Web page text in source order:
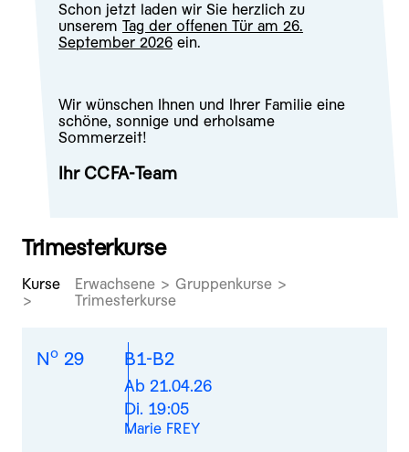
Schon jetzt laden wir Sie herzlich zu
unserem Tag der offenen Tür am 26.
September 2026ein.
Wir wünschen Ihnen und Ihrer Familie eine
schöne, sonnige und erholsame
Sommerzeit!
Ihr CCFA-Team
Trimesterkurse
Kurse
Erwachsene > Gruppenkurse >
Trimesterkurse
No 29 B1-B2
Ab 21.04.26
Di. 19:05
Marie FREY